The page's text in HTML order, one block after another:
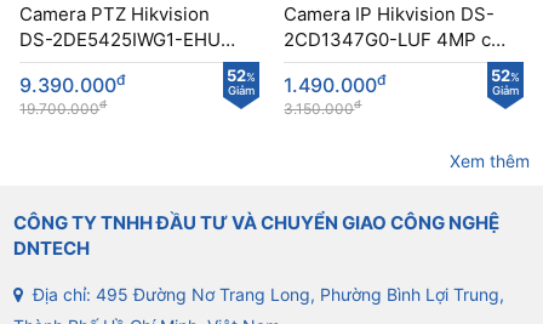
Camera PTZ Hikvision
DS-2DE5425IWG1-EHUN
công nghệ DarkFighter 52%
Giảm
9.390.000đ
19.700.000đ
Camera IP Hikvision DS-
2CD1347G0-LUF 4MP có
màu ban đêm
52%
Giảm
1.490.000đ
3.150.000đ
Xem thêm
CÔNG TY TNHH ĐẦU TƯ VÀ CHUYỂN GIAO CÔNG NGHỆ
DNTECH
Địa chỉ: 495 Đường Nơ Trang Long, Phường Bình Lợi Trung,